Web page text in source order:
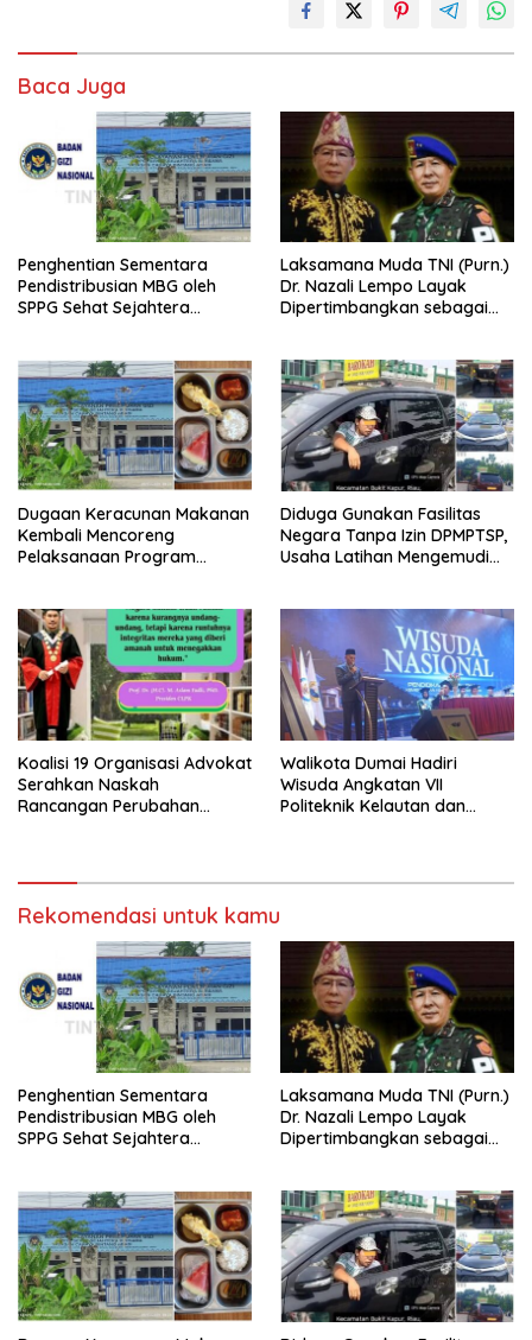
Baca Juga
Penghentian Sementara
Pendistribusian MBG oleh
SPPG Sehat Sejahtera
Laksamana Muda TNI (Purn.)
Dr. Nazali Lempo Layak
Dipertimbangkan sebagai
Berkompromi terhadap
Penegakan Hukum
Dugaan Keracunan Makanan
Kembali Mencoreng
Pelaksanaan Program
Bersama Kota Dumai
Diduga Gunakan Fasilitas
Negara Tanpa Izin DPMPTSP,
Usaha Latihan Mengemudi
Koalisi 19 Organisasi Advokat
Serahkan Naskah
Rancangan Perubahan
Walikota Dumai Hadiri
Wisuda Angkatan VII
Politeknik Kelautan dan
Rekomendasi untuk kamu
Penghentian Sementara
Pendistribusian MBG oleh
SPPG Sehat Sejahtera
Laksamana Muda TNI (Purn.)
Dr. Nazali Lempo Layak
Dipertimbangkan sebagai
Berkompromi terhadap
Penegakan Hukum